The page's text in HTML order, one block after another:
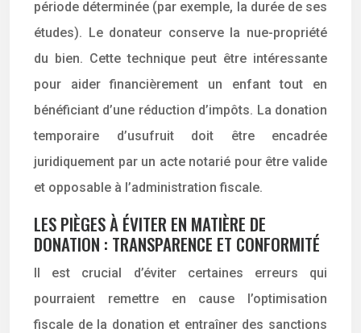
période déterminée (par exemple, la durée de ses
études). Le donateur conserve la nue-propriété
du bien. Cette technique peut être intéressante
pour aider financièrement un enfant tout en
bénéficiant d’une réduction d’impôts. La donation
temporaire d’usufruit doit être encadrée
juridiquement par un acte notarié pour être valide
et opposable à l’administration fiscale.
LES PIÈGES À ÉVITER EN MATIÈRE DE
DONATION : TRANSPARENCE ET CONFORMITÉ
Il est crucial d’éviter certaines erreurs qui
pourraient remettre en cause l’optimisation
fiscale de la donation et entraîner des sanctions